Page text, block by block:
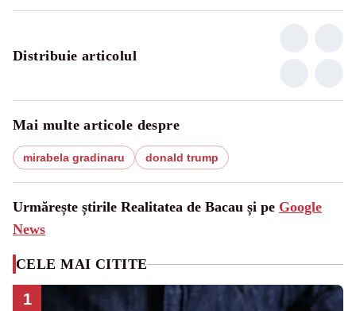
Distribuie articolul
Mai multe articole despre
mirabela gradinaru donald trump
Urmărește știrile Realitatea de Bacau și pe Google
News
CELE MAI CITITE
1